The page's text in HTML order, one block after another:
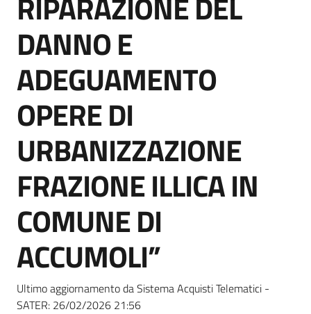
telematiche
English
site
Seguici
su
DANNO E
ADEGUAMENTO
OPERE DI
URBANIZZAZIONE
FRAZIONE ILLICA IN
COMUNE DI
ACCUMOLI”
Ultimo aggiornamento da Sistema Acquisti Telematici -
SATER: 26/02/2026 21:56